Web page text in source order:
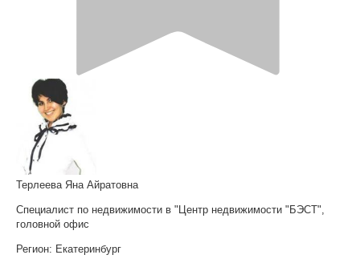
Терлеева Яна Айратовна
Специалист по недвижимости в "Центр недвижимости "БЭСТ",
головной офис
Регион: Екатеринбург